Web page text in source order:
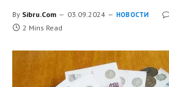
By Sibru.Com 03.09.2024 НОВОСТИ
2 Mins Read